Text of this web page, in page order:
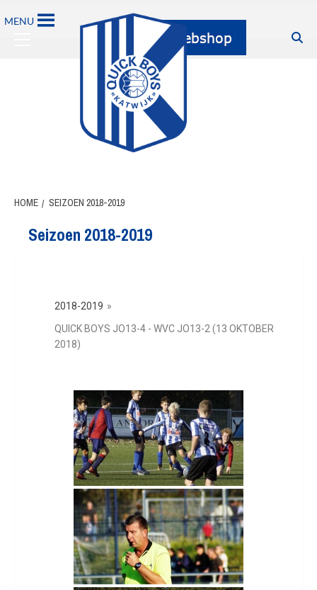
MENU
HOME SEIZOEN 2018-2019
Seizoen 2018-2019
2018-2019 »
QUICK BOYS JO13-4 - WVC JO13-2 (13 OKTOBER
2018)